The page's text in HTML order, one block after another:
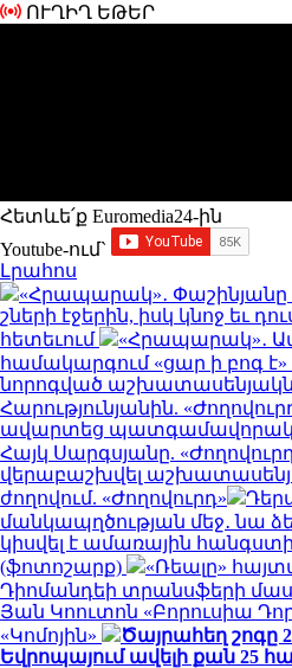
ՈՒՂԻՂ ԵԹԵՐ
Հետևե՛ք Euromedia24-ին
Youtube-ում`
Լրահոս
«Հրապարակ»․ Փաշինյանը
շների էջերին, իսկ կնոջ եւ
հետեւում
«Հրապարակ»․
համակարգում «ցար ի բոգ է»
նորոգված աշխատասենյակն
Հարությունյանին.
ավարտեց
Հայկ Սարգսյանը.
վերաբաշխվել
ժողովում. «Ժողովուրդ»
մանկապղծության մեջ․ նա
կիսվել է ամառային
(ֆոտոշարք)
«Ռեալը»
Դիոմանդեի տրանսֆերի
Յան Կոուտոն «Բորուսիա
«Կոմոյին»
Ծայրահեղ շոգը
Եվրոպայում ավելի քան 25